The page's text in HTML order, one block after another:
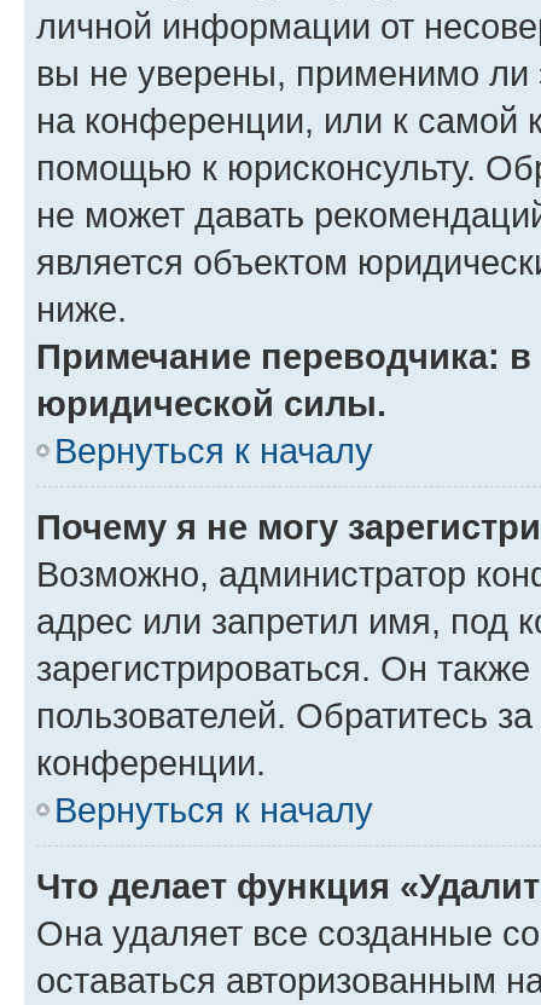
личной информации от
вы не уверены, применимо ли
на конференции, или к самой
помощью к юрисконсульту.
не может давать
является объектом
ниже.
Примечание переводчика:
юридической силы.
Вернуться к началу
Почему я не могу
Возможно, администратор
адрес или запретил имя, под
зарегистрироваться. Он
пользователей. Обратитесь
конференции.
Вернуться к началу
Что делает функция
Она удаляет все созданные
оставаться авторизованным